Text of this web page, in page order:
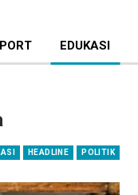
EDUKASI
HEADLINE POLITIK